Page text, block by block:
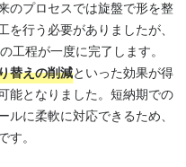
のプロセスでは旋盤で形を整
を行う必要がありましたが、
工程が一度に完了します。
替えの削減といった効果が得
能となりました。短納期での
に柔軟に対応できるため、
す。